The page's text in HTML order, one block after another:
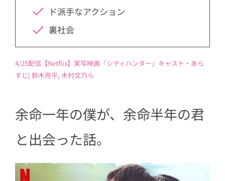
ド派手なアクション
裏社会
4/25配信【Netflix】実写映画『シティハンター』キャスト・あら
すじ| 鈴木亮平, 木村文乃ら
余命一年の僕が、余命半年の君
と出会った話。